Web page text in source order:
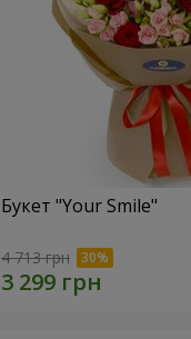
Букет "Your Smile"
4 713 грн